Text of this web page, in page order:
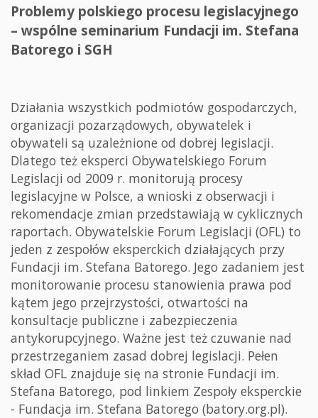
Problemy polskiego procesu legislacyjnego
– wspólne seminarium Fundacji im. Stefana
Batorego i SGH
Działania wszystkich podmiotów gospodarczych,
organizacji pozarządowych, obywatelek i
obywateli są uzależnione od dobrej legislacji.
Dlatego też eksperci Obywatelskiego Forum
Legislacji od 2009 r. monitorują procesy
legislacyjne w Polsce, a wnioski z obserwacji i
rekomendacje zmian przedstawiają w cyklicznych
raportach. Obywatelskie Forum Legislacji (OFL) to
jeden z zespołów eksperckich działających przy
Fundacji im. Stefana Batorego. Jego zadaniem jest
monitorowanie procesu stanowienia prawa pod
kątem jego przejrzystości, otwartości na
konsultacje publiczne i zabezpieczenia
antykorupcyjnego. Ważne jest też czuwanie nad
przestrzeganiem zasad dobrej legislacji. Pełen
skład OFL znajduje się na stronie Fundacji im.
Stefana Batorego, pod linkiem Zespoły eksperckie
- Fundacja im. Stefana Batorego (batory.org.pl).